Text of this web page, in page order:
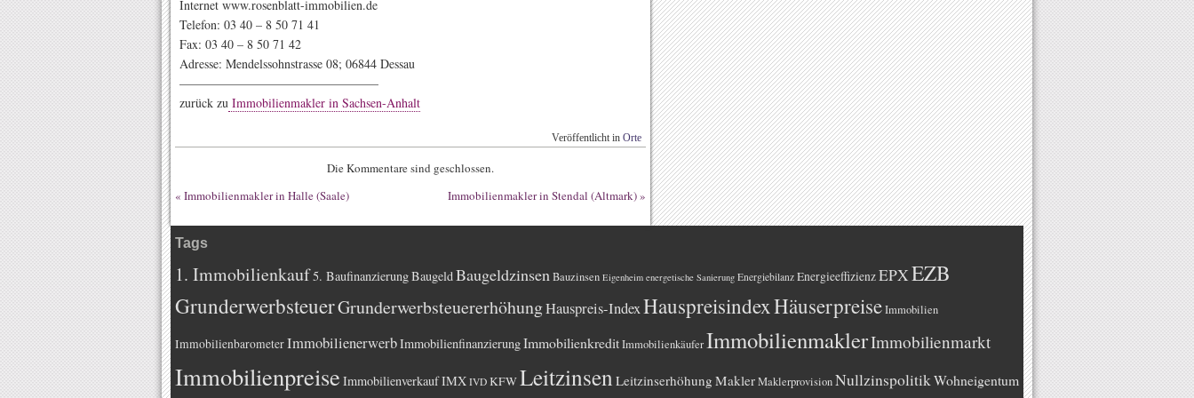
Internet www.rosenblatt-immobilien.de
Telefon: 03 40 – 8 50 71 41
Fax: 03 40 – 8 50 71 42
Adresse: Mendelssohnstrasse 08; 06844 Dessau
————————————————
zurück zu Immobilienmakler in Sachsen-Anhalt
Veröffentlicht in Orte
Die Kommentare sind geschlossen.
« Immobilienmakler in Halle (Saale) Immobilienmakler in Stendal (Altmark)»
Tags
1. Immobilienkauf5. BaufinanzierungBaugeldBaugeldzinsenBauzinsen Eigenheim energetische Sanierung Energiebilanz EnergieeffizienzEPXEZB
GrunderwerbsteuerGrunderwerbsteuererhöhungHauspreis-IndexHauspreisindexHäuserpreiseImmobilien
ImmobilienbarometerImmobilienerwerbImmobilienfinanzierungImmobilienkreditImmobilienkäuferImmobilienmaklerImmobilienmarkt
Immobilienpreise ImmobilienverkaufIMX IVD KFWLeitzinsen Leitzinserhöhung MaklerMaklerprovisionNullzinspolitikWohneigentum